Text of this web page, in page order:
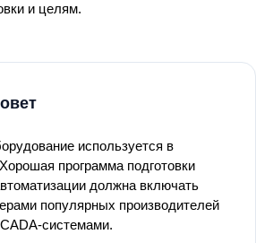
и целям.
используется в
программа подготовки
должна включать
популярных производителей
системами.